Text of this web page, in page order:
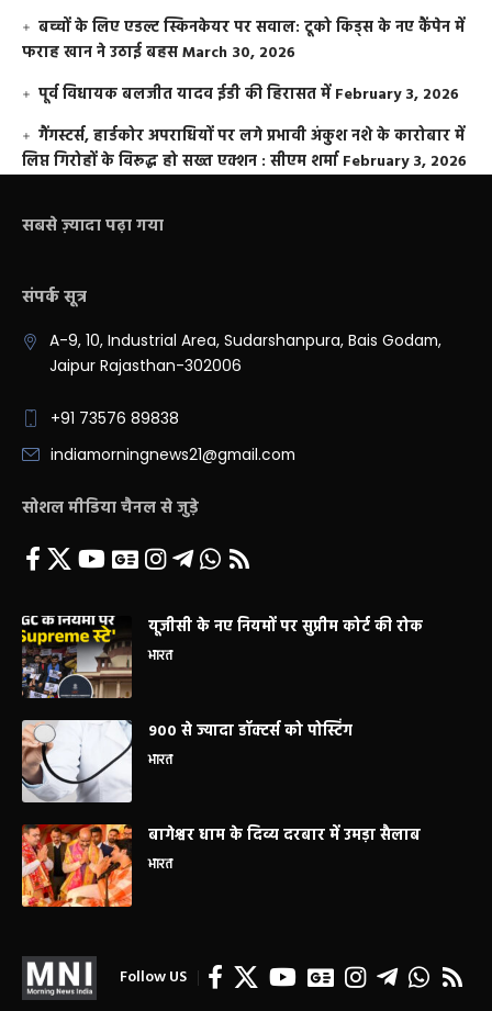
बच्चों के लिए एडल्ट स्किनकेयर पर सवाल: टूको किड्स के नए कैंपेन में
फराह खान ने उठाई बहसMarch 30, 2026
पूर्व विधायक बलजीत यादव ईडी की हिरासत में February 3, 2026
गैंगस्टर्स, हार्डकोर अपराधियों पर लगे प्रभावी अंकुश नशे के कारोबार में
लिप्त गिरोहों के विरूद्ध हो सख्त एक्शन : सीएम शर्मा February 3, 2026
सबसे ज़्यादा पढ़ा गया
संपर्क सूत्र
A-9, 10, Industrial Area, Sudarshanpura, Bais Godam,
Jaipur Rajasthan-302006
+91 73576 89838
indiamorningnews21@gmail.com
सोशल मीडिया चैनल से जुड़े
यूजीसी के नए नियमों पर सुप्रीम कोर्ट की रोक
भारत
900 से ज्यादा डॉक्टर्स को पोस्टिंग
भारत
बागेश्वर धाम के दिव्य दरबार में उमड़ा सैलाब
भारत
Follow US